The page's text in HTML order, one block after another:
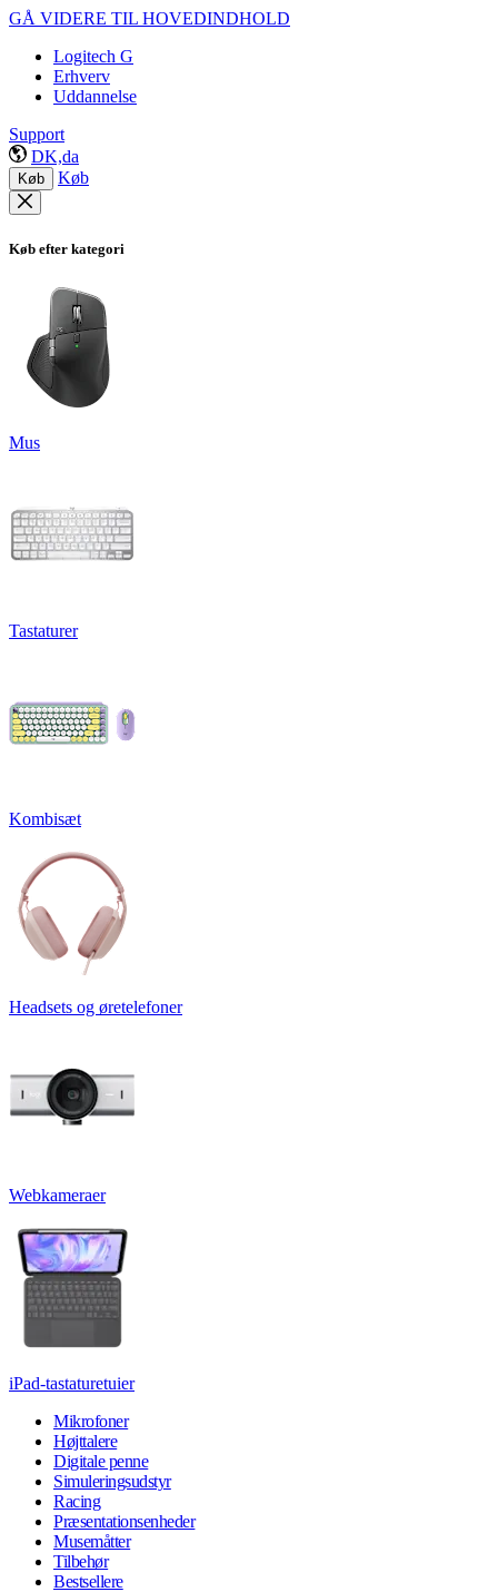
GÅ VIDERE TIL HOVEDINDHOLD
Logitech G
Erhverv
Uddannelse
Support
DK,da
Køb Køb
Køb efter kategori
Mus
Tastaturer
Kombisæt
Headsets og øretelefoner
Webkameraer
iPad-tastaturetuier
Mikrofoner
Højttalere
Digitale penne
Simuleringsudstyr
Racing
Præsentationsenheder
Musemåtter
Tilbehør
Bestsellere